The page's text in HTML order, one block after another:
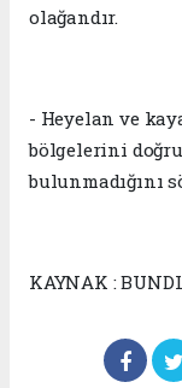
olağandır.
- Heyelan ve
bölgelerini
bulunmadığını
KAYNAK :